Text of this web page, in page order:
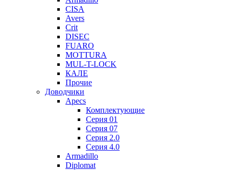
CISA
Avers
Crit
DISEC
FUARO
MOTTURA
MUL-T-LOCK
КАЛЕ
Прочие
Доводчики
Apecs
Комплектующие
Серия 01
Серия 07
Серия 2.0
Серия 4.0
Armadillo
Diplomat